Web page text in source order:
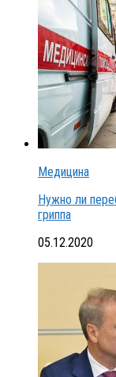
Медицина
Нужно ли
гриппа
05.12.2020